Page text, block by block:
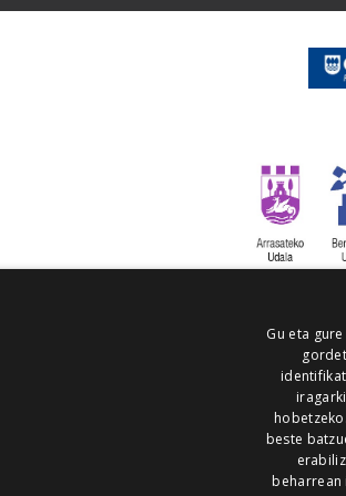
Gu eta
hobetzeko.
beste
beharrean